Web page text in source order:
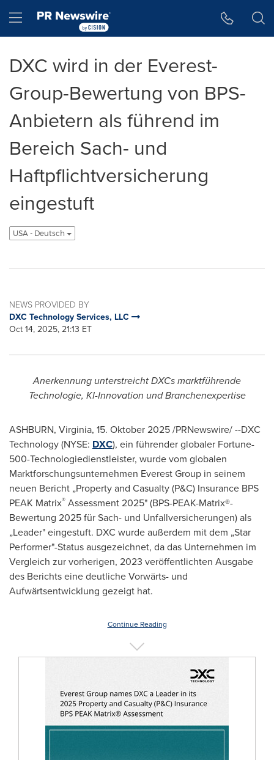
Hamburger menu
DXC wird in der Everest-
Group-Bewertung von BPS-
Anbietern als führend im
Bereich Sach- und
Haftpflichtversicherung
eingestuft
USA - Deutsch
NEWS PROVIDED BY
DXC Technology Services, LLC
Oct 14, 2025, 21:13 ET
Anerkennung unterstreicht DXCs marktführende
Technologie, KI-Innovation und Branchenexpertise
ASHBURN, Virginia, 15. Oktober 2025/PRNewswire/ --DXC
Technology (NYSE: DXC), ein führender globaler Fortune-
500-Technologiedienstleister, wurde vom globalen
Marktforschungsunternehmen Everest Group in seinem
neuen Bericht „Property and Casualty (P&C) Insurance BPS
PEAK Matrix® Assessment 2025" (BPS-PEAK-Matrix®-
Bewertung 2025 für Sach- und Unfallversicherungen) als
„Leader" eingestuft. DXC wurde außerdem mit dem „Star
Performer"-Status ausgezeichnet, da das Unternehmen im
Vergleich zur vorherigen, 2023 veröffentlichten Ausgabe
des Berichts eine deutliche Vorwärts- und
Aufwärtsentwicklung gezeigt hat.
Continue Reading